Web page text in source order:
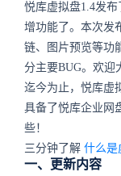
悦库虚拟盘1.4发
增功能了。本次发
链、图片预览等功
分主要BUG。欢迎
迄今为止，悦库虚
具备了悦库企业网
些！
三分钟了解 什么是
一、更新内容